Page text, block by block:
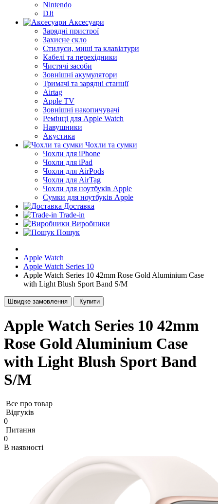
Nintendo
DJi
Аксесуари
Зарядні пристрої
Захисне скло
Стилуси, миші та клавіатури
Кабелі та перехідники
Чистячі засоби
Зовнішні акумулятори
Тримачі та зарядні станції
Airtag
Apple TV
Зовнішні накопичувачі
Ремінці для Apple Watch
Навушники
Акустика
Чохли та сумки
Чохли для iPhone
Чохли для iPad
Чохли для AirPods
Чохли для AirTag
Чохли для ноутбуків Apple
Сумки для ноутбуків Apple
Доставка
Trade-in
Виробники
Пошук
Apple Watch
Apple Watch Series 10
Apple Watch Series 10 42mm Rose Gold Aluminium Case
with Light Blush Sport Band S/M
Швидке замовлення Купити
Apple Watch Series 10 42mm
Rose Gold Aluminium Case
with Light Blush Sport Band
S/M
Все про товар
Відгуків
0
Питання
0
В наявності